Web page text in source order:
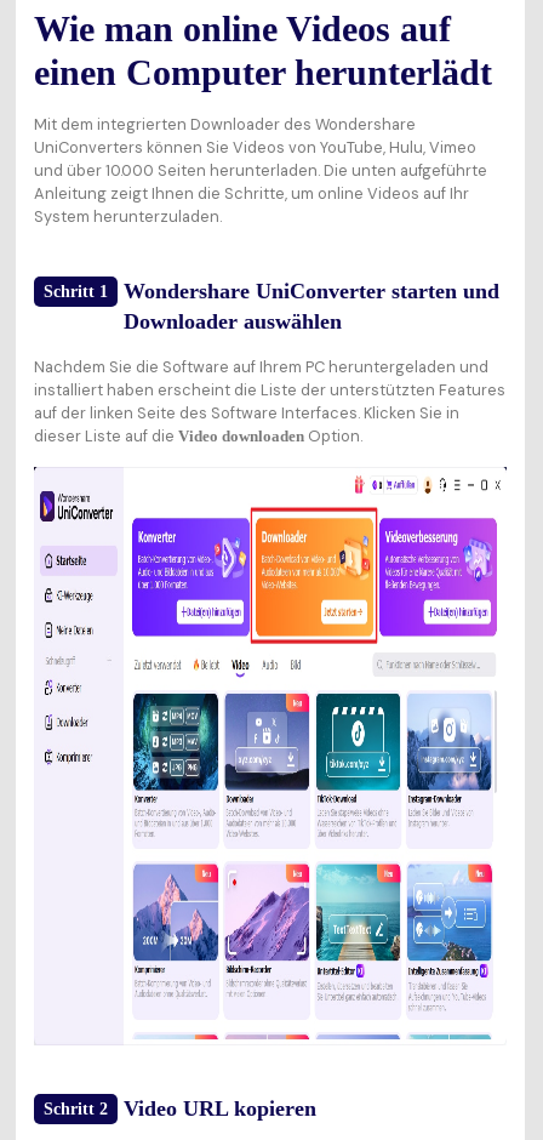
Wie man online Videos auf
einen Computer herunterlädt
Mit dem integrierten Downloader des Wondershare
UniConverters können Sie Videos von YouTube, Hulu, Vimeo
und über 10.000 Seiten herunterladen. Die unten aufgeführte
Anleitung zeigt Ihnen die Schritte, um online Videos auf Ihr
System herunterzuladen.
Schritt 1
Wondershare UniConverter starten und
Downloader auswählen
Nachdem Sie die Software auf Ihrem PC heruntergeladen und
installiert haben erscheint die Liste der unterstützten Features
auf der linken Seite des Software Interfaces. Klicken Sie in
dieser Liste auf die Video downloadenOption.
Schritt 2 Video URL kopieren